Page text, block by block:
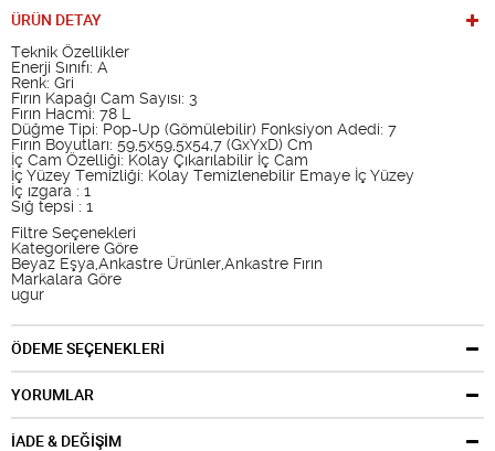
ÜRÜN DETAY
Teknik Özellikler
Enerji Sınıfı: A
Renk: Gri
Fırın Kapağı Cam Sayısı: 3
Fırın Hacmi: 78 L
Düğme Tipi: Pop-Up (Gömülebilir) Fonksiyon Adedi: 7
Fırın Boyutları: 59,5x59,5x54,7 (GxYxD) Cm
İç Cam Özelliği: Kolay Çıkarılabilir İç Cam
İç Yüzey Temizliği: Kolay Temizlenebilir Emaye İç Yüzey
İç ızgara : 1
Sığ tepsi : 1
Filtre Seçenekleri
Kategorilere Göre
Beyaz Eşya,Ankastre Ürünler,Ankastre Fırın
Markalara Göre
ugur
ÖDEME SEÇENEKLERİ
YORUMLAR
İADE & DEĞİŞİM